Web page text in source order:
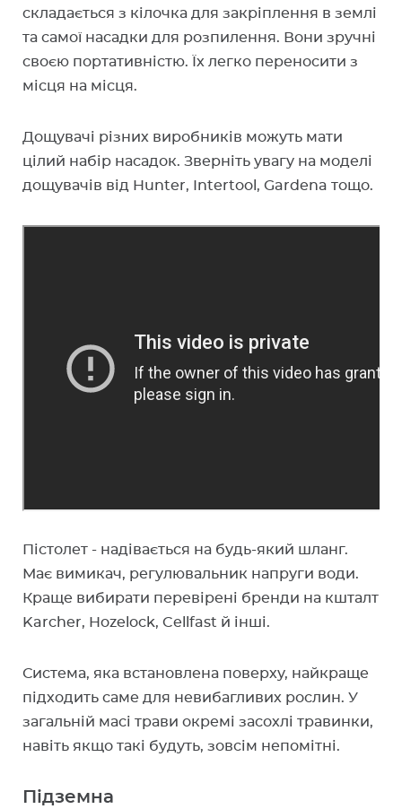
складається з кілочка для закріплення в землі
та самої насадки для розпилення. Вони зручні
своєю портативністю. Їх легко переносити з
місця на місця.
Дощувачі різних виробників можуть мати
цілий набір насадок. Зверніть увагу на моделі
дощувачів від Hunter, Intertool, Gardena тощо.
Пістолет - надівається на будь-який шланг.
Має вимикач, регулювальник напруги води.
Краще вибирати перевірені бренди на кшталт
Karcher, Hozelock, Cellfast й інші.
Система, яка встановлена ​​поверху, найкраще
підходить саме для невибагливих рослин. У
загальній масі трави окремі засохлі травинки,
навіть якщо такі будуть, зовсім непомітні.
Підземна